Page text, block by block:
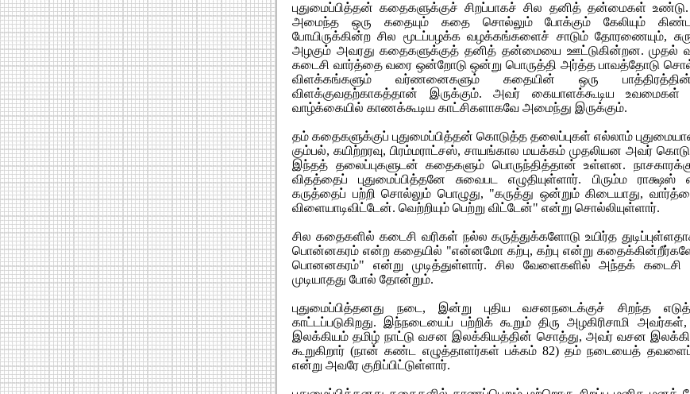
புதுமைப்பித்தன் கதைகளுக்குச் சிறப்பாகச் சில தனித் தன்மைகள்
அமைந்த ஒரு கதையும் கதை சொல்லும் போக்கும் கேலியும்
போயிருக்கின்ற சில மூடப்பழக்க வழக்கங்களைச் சாடும் தோரணையும்,
அழகும் அவரது கதைகளுக்குத் தனித் தன்மையை ஊட்டுகின்றன. முதல்
கடைசி வார்த்தை வரை ஒன்றோடு ஒன்று பொருத்தி அர்த்த பாவத்தோடு
விளக்கங்களும் வர்ணனைகளும் கதையின் ஒரு
விளக்குவதற்காகத்தான் இருக்கும். அவர் கையாளக்கூடிய
வாழ்க்கையில் காணக்கூடிய காட்சிகளாகவே அமைந்து இருக்கும்.
தம் கதைகளுக்குப் புதுமைப்பித்தன் கொடுத்த தலைப்புகள் எல்லாம்
கும்பல், கயிற்றரவு, பிரம்மராட்சஸ், சாயங்கால மயக்கம் முதலியன அவர்
இந்தத் தலைப்புகளுடன் கதைகளும் பொருந்தித்தான் உள்ளன.
விதத்தைப் புதுமைப்பித்தனே சுவைபட எழுதியுள்ளார். பிரும்ம
கருத்தைப் பற்றி சொல்லும் பொழுது, "கருத்து ஒன்றும் கிடையாது,
விளையாடிவிட்டேன். வெற்றியும் பெற்று விட்டேன்" என்று சொல்லியுள்ளார்.
சில கதைகளில் கடைசி வரிகள் நல்ல கருத்துக்களோடு உயிர்த
பொன்னகரம் என்ற கதையில் "என்னமோ கற்பு, கற்பு என்று
பொனனகரம்" என்று முடித்துள்ளார். சில வேளைகளில் அந்தக் கடைசி
முடியாதது போல் தோன்றும்.
புதுமைப்பித்தனது நடை, இன்று புதிய வசனநடைக்குச் சிறந்த
காட்டப்படுகிறது. இந்நடையைப் பற்றிக் கூறும் திரு அழகிரிசாமி அவர்கள்,
இலக்கியம் தமிழ் நாட்டு வசன இலக்கியத்தின் சொத்து, அவர் வசன
கூறுகிறார் (நான் கண்ட எழுத்தாளர்கள் பக்கம் 82) தம் நடையைத்
என்று அவரே குறிப்பிட்டுள்ளார்.